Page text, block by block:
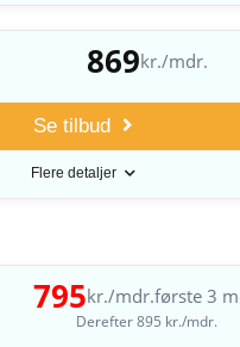
869kr./mdr.
Se tilbud
Flere detaljer
795kr./mdr.første 3
Derefter 895 kr./mdr.